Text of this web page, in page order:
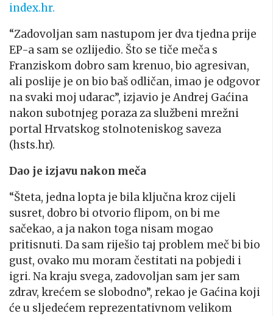
index.hr.
“Zadovoljan sam nastupom jer dva tjedna prije
EP-a sam se ozlijedio. Što se tiče meča s
Franziskom dobro sam krenuo, bio agresivan,
ali poslije je on bio baš odličan, imao je odgovor
na svaki moj udarac”, izjavio je Andrej Gaćina
nakon subotnjeg poraza za službeni mrežni
portal Hrvatskog stolnoteniskog saveza
(hsts.hr).
Dao je izjavu nakon meča
“Šteta, jedna lopta je bila ključna kroz cijeli
susret, dobro bi otvorio flipom, on bi me
sačekao, a ja nakon toga nisam mogao
pritisnuti. Da sam riješio taj problem meč bi bio
gust, ovako mu moram čestitati na pobjedi i
igri. Na kraju svega, zadovoljan sam jer sam
zdrav, krećem se slobodno”, rekao je Gaćina koji
će u sljedećem reprezentativnom velikom